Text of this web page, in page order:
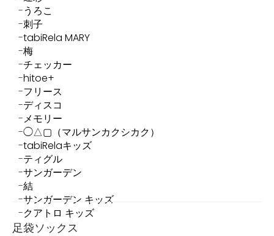
うろこ
刺子
tabiRela MARY
梅
チェッカー
hitoe+
フリース
ディスコ
メモリー
◯△▢（マルサンカクシカク）
tabiRelaキッズ
ティグル
サンガーデン
結
サンガーデン キッズ
クアトロ キッズ
足袋ソックス